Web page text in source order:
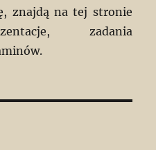
znajdą na tej stronie
zadania